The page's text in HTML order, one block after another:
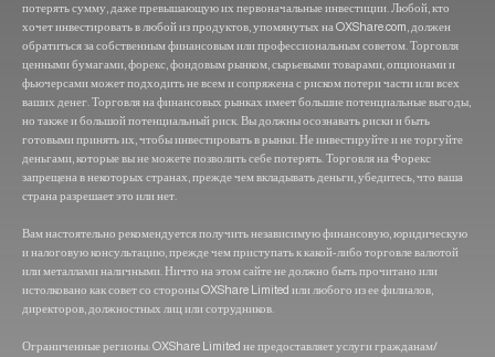
потерять сумму, даже превышающую их первоначальные инвестиции. Любой, кто
хочет инвестировать в любой из продуктов, упомянутых на OXShare.com, должен
обратиться за собственным финансовым или профессиональным советом. Торговля
ценными бумагами, форекс, фондовым рынком, сырьевыми товарами, опционами и
фьючерсами может подходить не всем и сопряжена с риском потери части или всех
ваших денег. Торговля на финансовых рынках имеет большие потенциальные выгоды,
но также и большой потенциальный риск. Вы должны осознавать риски и быть
готовыми принять их, чтобы инвестировать в рынки. Не инвестируйте и не торгуйте
деньгами, которые вы не можете позволить себе потерять. Торговля на Форекс
запрещена в некоторых странах, прежде чем вкладывать деньги, убедитесь, что ваша
страна разрешает это или нет.
Вам настоятельно рекомендуется получить независимую финансовую, юридическую
и налоговую консультацию, прежде чем приступать к какой-либо торговле валютой
или металлами наличными. Ничто на этом сайте не должно быть прочитано или
истолковано как совет со стороны OXShare Limited или любого из ее филиалов,
директоров, должностных лиц или сотрудников.
Ограниченные регионы: OXShare Limited не предоставляет услуги гражданам/